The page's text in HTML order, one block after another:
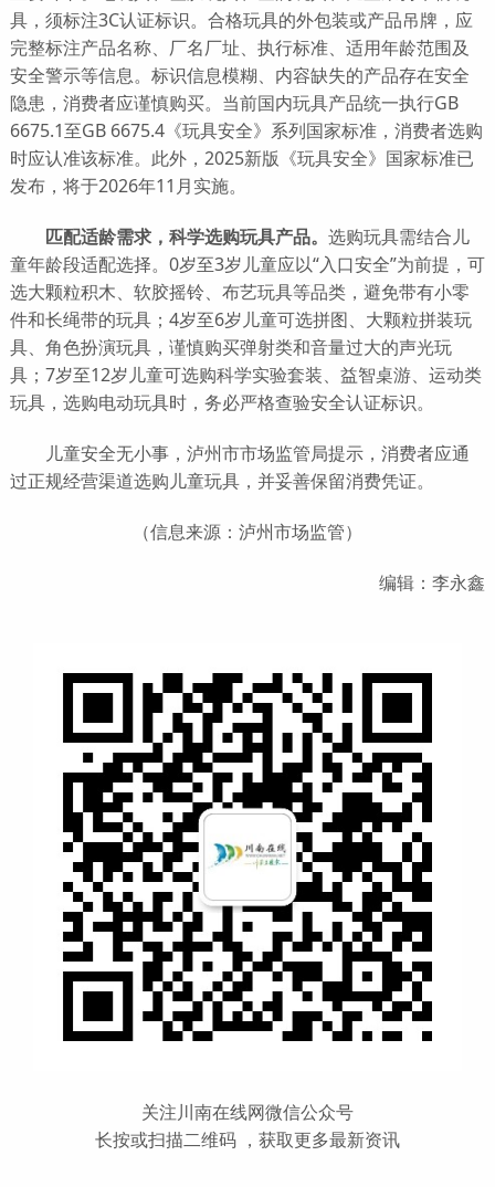
具，须标注3C认证标识。合格玩具的外包装或产品吊牌，应
完整标注产品名称、厂名厂址、执行标准、适用年龄范围及
安全警示等信息。标识信息模糊、内容缺失的产品存在安全
隐患，消费者应谨慎购买。当前国内玩具产品统一执行GB
6675.1至GB 6675.4《玩具安全》系列国家标准，消费者选购
时应认准该标准。此外，2025新版《玩具安全》国家标准已
发布，将于2026年11月实施。
匹配适龄需求，科学选购玩具产品。 选购玩具需结合儿
童年龄段适配选择。0岁至3岁儿童应以“入口安全”为前提，可
选大颗粒积木、软胶摇铃、布艺玩具等品类，避免带有小零
件和长绳带的玩具；4岁至6岁儿童可选拼图、大颗粒拼装玩
具、角色扮演玩具，谨慎购买弹射类和音量过大的声光玩
具；7岁至12岁儿童可选购科学实验套装、益智桌游、运动类
玩具，选购电动玩具时，务必严格查验安全认证标识。
儿童安全无小事，泸州市市场监管局提示，消费者应通
过正规经营渠道选购儿童玩具，并妥善保留消费凭证。
（信息来源：泸州市场监管）
编辑：李永鑫
关注川南在线网微信公众号
长按或扫描二维码 ，获取更多最新资讯